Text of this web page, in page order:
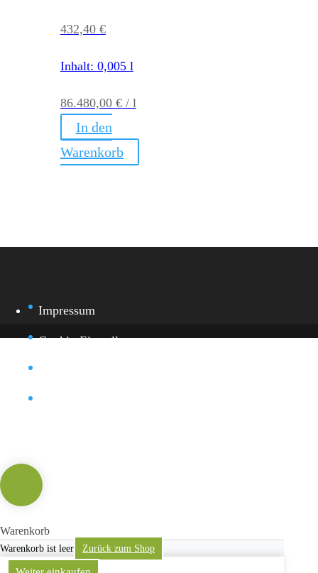
432,40 €
Inhalt: 0,005 l
86.480,00 €/ l
In den
Warenkorb
Impressum
Cookie-Einstellung
Warenkorb
Warenkorb ist leer Zurück zum Shop